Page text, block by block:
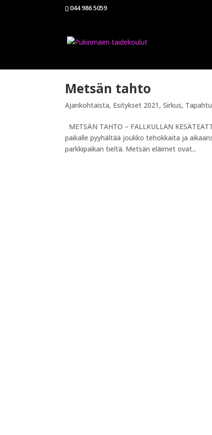
044 986 5059
Metsän tahto
Ajankohtaista, Esitykset 2021 ,Sirkus,
METSÄN TAHTO – FALLKULLAN
paikalle pyyhältää joukko tehokkaita ja
parkkipaikan tieltä. Metsän eläimet ovat...